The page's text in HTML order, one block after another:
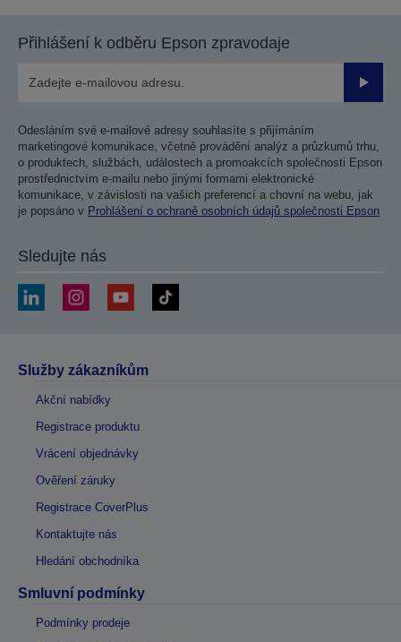
Přihlášení k odběru Epson zpravodaje
Odesláním své e-mailové adresy souhlasíte s přijímáním
marketingové komunikace, včetně provádění analýz a průzkumů trhu,
o produktech, službách, událostech a promoakcích společnosti Epson
prostřednictvím e-mailu nebo jinými formami elektronické
komunikace, v závislosti na vašich preferencí a chovní na webu, jak
je popsáno v Prohlášení o ochraně osobních údajů společnosti Epson
Sledujte nás
Služby zákazníkům
Akční nabídky
Registrace produktu
Vrácení objednávky
Ověření záruky
Registrace CoverPlus
Kontaktujte nás
Hledání obchodníka
Smluvní podmínky
Podmínky prodeje